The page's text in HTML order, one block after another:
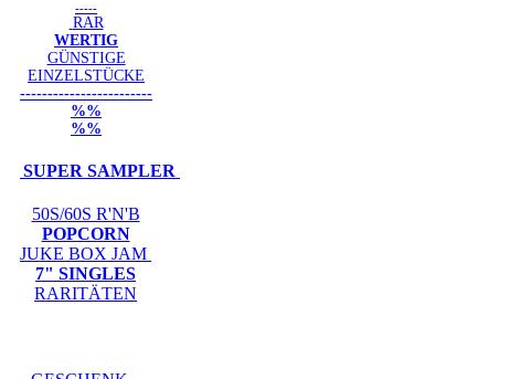
-----
RAR
WERTIG
GÜNSTIGE
EINZELSTÜCKE
------------------------
%%
%%
SUPER SAMPLER
50S/60S R'N'B
POPCORN
JUKE BOX JAM
7" SINGLES
RARITÄTEN